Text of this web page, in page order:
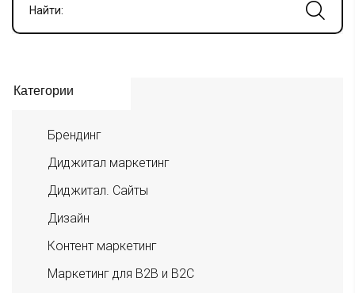
Найти:
Категории
Брендинг
Диджитал маркетинг
Диджитал. Сайты
Дизайн
Контент маркетинг
Маркетинг для B2B и B2C